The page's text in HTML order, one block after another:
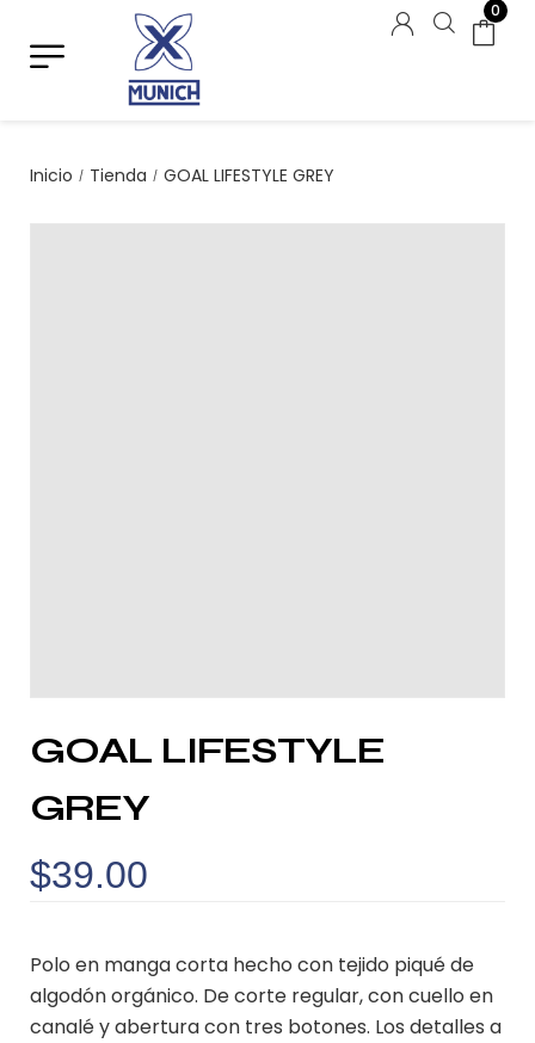
0
Inicio / Tienda / GOAL LIFESTYLE GREY
GOAL LIFESTYLE
GREY
$39.00
Polo en manga corta hecho con tejido piqué de
algodón orgánico. De corte regular, con cuello en
canalé y abertura con tres botones. Los detalles a